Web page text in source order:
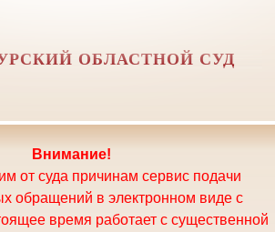
ОБЛАСТНОЙ СУД
Внимание!
от суда причинам сервис подачи
обращений в электронном виде с
время работает с существенной